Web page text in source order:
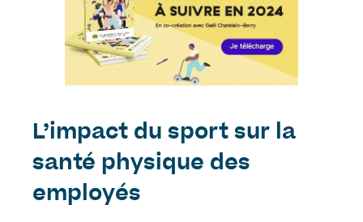
L’impact du sport sur la
santé physique des
employés